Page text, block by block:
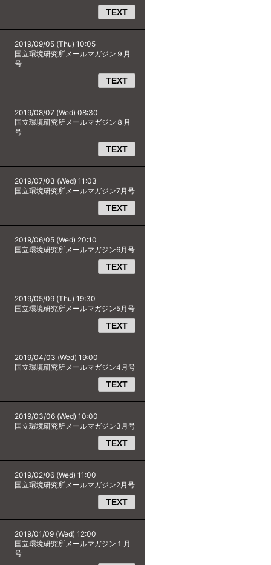
TEXT
2019/09/05 (Thu) 10:05
国立環境研究所メールマガジン９月
号
TEXT
2019/08/07 (Wed) 08:30
国立環境研究所メールマガジン８月
号
TEXT
2019/07/03 (Wed) 11:03
国立環境研究所メールマガジン7月号
TEXT
2019/06/05 (Wed) 20:10
国立環境研究所メールマガジン6月号
TEXT
2019/05/09 (Thu) 19:30
国立環境研究所メールマガジン5月号
TEXT
2019/04/03 (Wed) 19:00
国立環境研究所メールマガジン4月号
TEXT
2019/03/06 (Wed) 10:00
国立環境研究所メールマガジン3月号
TEXT
2019/02/06 (Wed) 11:00
国立環境研究所メールマガジン2月号
TEXT
2019/01/09 (Wed) 12:00
国立環境研究所メールマガジン１月
号